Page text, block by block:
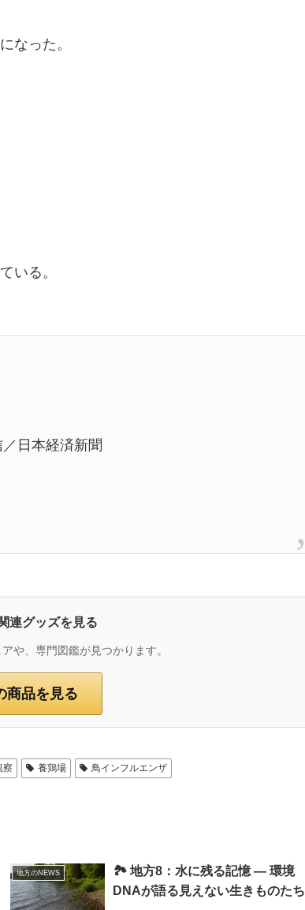
なった。
いる。
日本経済新聞
連グッズを見る
や、専門図鑑が見つかります。
商品を見る
察 養鶏場 鳥インフルエンザ
地方のNEWS
🏞 地方8：水に残る記憶 ― 環境
DNAが語る見えない生きものたち